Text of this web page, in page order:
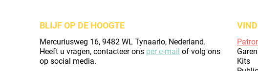
BLIJF OP DE HOOGTE
Mercuriusweg 16, 9482 WL Tynaarlo, Nederland.
Heeft u vragen, contacteer ons per e-mail of volg ons
op social media.
Kits